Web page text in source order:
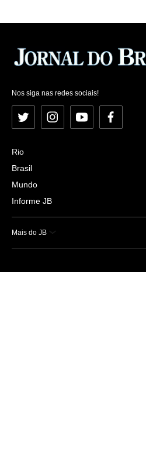
Nos siga nas redes sociais!
Twitter InstagramYouTubeFacebook
Rio
Brasil
Mundo
Informe JB
Mais do JB
Esportes